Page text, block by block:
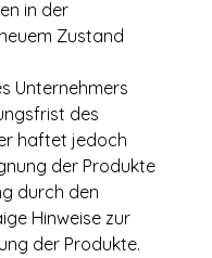
in der
Zustand
Unternehmers
des
haftet jedoch
der Produkte
durch den
Hinweise zur
der Produkte.